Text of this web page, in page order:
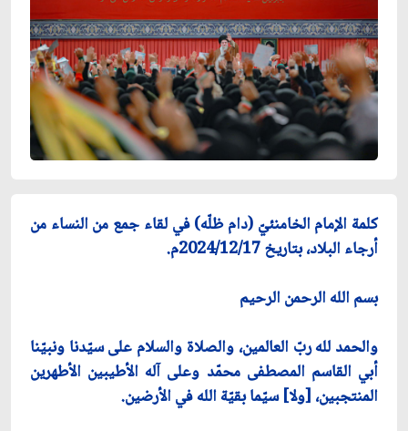
كلمة الإمام الخامنئيّ (دام ظلّه) في لقاء جمع من النساء من
أرجاء البلاد، بتاريخ 2024/12/17م.
بسم الله الرحمن الرحيم
والحمد لله ربّ العالمين، والصلاة والسلام على سيّدنا ونبيّنا
أبي القاسم المصطفى محمّد وعلى آله الأطيبين الأطهرين
المنتجبين، [ولا] سيّما بقيّة الله في الأرضين.